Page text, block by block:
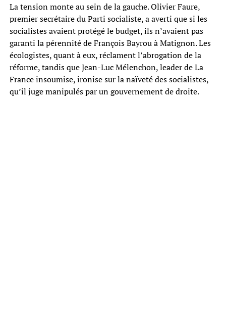
La tension monte au sein de la gauche. Olivier Faure,
premier secrétaire du Parti socialiste, a averti que si les
socialistes avaient protégé le budget, ils n’avaient pas
garanti la pérennité de François Bayrou à Matignon. Les
écologistes, quant à eux, réclament l’abrogation de la
réforme, tandis que Jean-Luc Mélenchon, leader de La
France insoumise, ironise sur la naïveté des socialistes,
qu’il juge manipulés par un gouvernement de droite.